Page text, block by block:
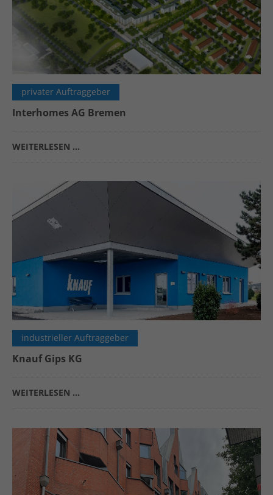
privater Auftraggeber
Interhomes AG Bremen
WEITERLESEN …
industrieller Auftraggeber
Knauf Gips KG
WEITERLESEN …